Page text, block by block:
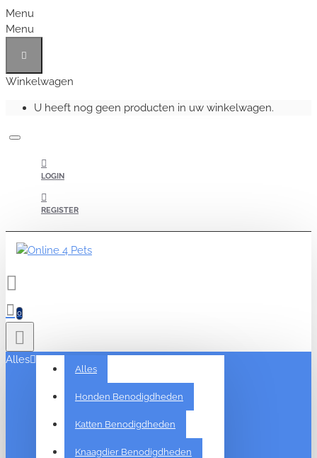
Menu
Menu
Winkelwagen
U heeft nog geen producten in uw winkelwagen.
LOGIN
REGISTER
0
Alles
Alles
Honden Benodigdheden
Katten Benodigdheden
Knaagdier Benodigdheden